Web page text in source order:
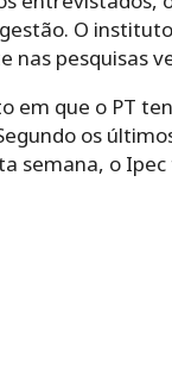
O
pesquisas
que o PT
os
semana, o